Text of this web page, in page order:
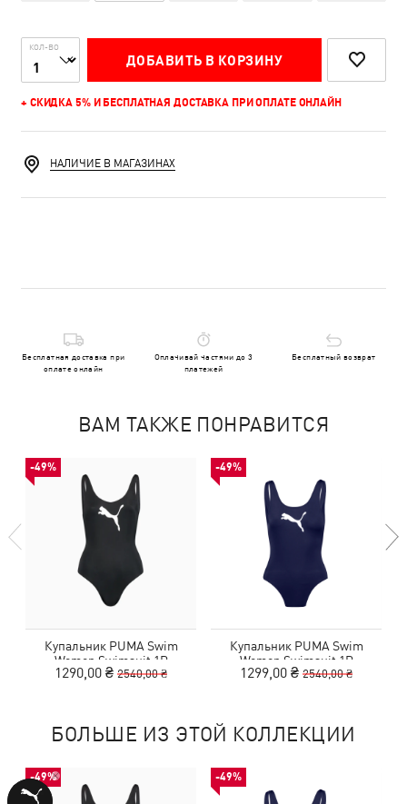
КОЛ-ВО
ДОБАВИТЬ В КОРЗИНУ
+ СКИДКА 5% И БЕСПЛАТНАЯ ДОСТАВКА ПРИ ОПЛАТЕ ОНЛАЙН
НАЛИЧИЕ В МАГАЗИНАХ
Бесплатная доставка при
оплате онлайн
Оплачивай частями до 3
платежей
Бесплатный возврат
ВАМ ТАКЖЕ ПОНРАВИТСЯ
-49%
Купальник PUMA Swim
Women Swimsuit 1P
1290,00 ₴ 2540,00 ₴
-49%
Купальник PUMA Swim
Women Swimsuit 1P
1299,00 ₴ 2540,00 ₴
БОЛЬШЕ ИЗ ЭТОЙ КОЛЛЕКЦИИ
-49% -49%